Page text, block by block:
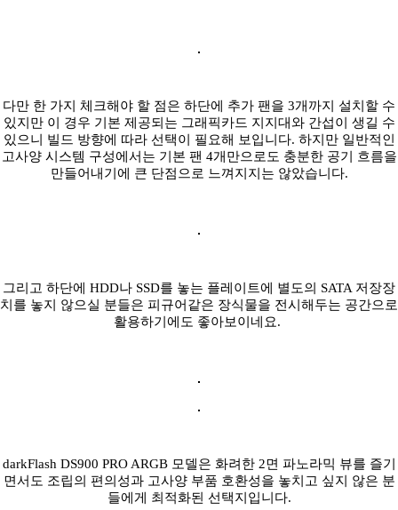
다만 한 가지 체크해야 할 점은 하단에 추가 팬을 3개까지 설치할 수
있지만 이 경우 기본 제공되는 그래픽카드 지지대와 간섭이 생길 수
있으니 빌드 방향에 따라 선택이 필요해 보입니다. 하지만 일반적인
고사양 시스템 구성에서는 기본 팬 4개만으로도 충분한 공기 흐름을
만들어내기에 큰 단점으로 느껴지지는 않았습니다.
그리고 하단에 HDD나 SSD를 놓는 플레이트에 별도의 SATA 저장장
치를 놓지 않으실 분들은 피규어같은 장식물을 전시해두는 공간으로
활용하기에도 좋아보이네요.
darkFlash DS900 PRO ARGB 모델은 화려한 2면 파노라믹 뷰를 즐기
면서도 조립의 편의성과 고사양 부품 호환성을 놓치고 싶지 않은 분
들에게 최적화된 선택지입니다.